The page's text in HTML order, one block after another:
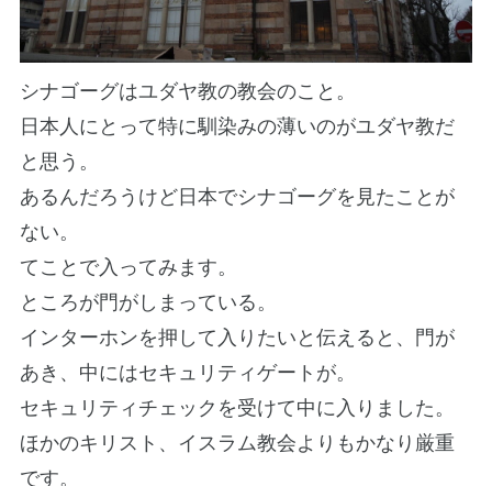
シナゴーグはユダヤ教の教会のこと。
日本人にとって特に馴染みの薄いのがユダヤ教だ
と思う。
あるんだろうけど日本でシナゴーグを見たことが
ない。
てことで入ってみます。
ところが門がしまっている。
インターホンを押して入りたいと伝えると、門が
あき、中にはセキュリティゲートが。
セキュリティチェックを受けて中に入りました。
ほかのキリスト、イスラム教会よりもかなり厳重
です。